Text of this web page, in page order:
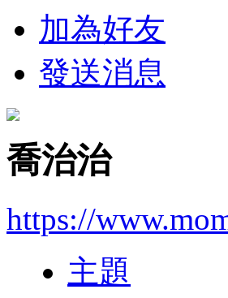
加為好友
發送消息
喬治治
https://
主題